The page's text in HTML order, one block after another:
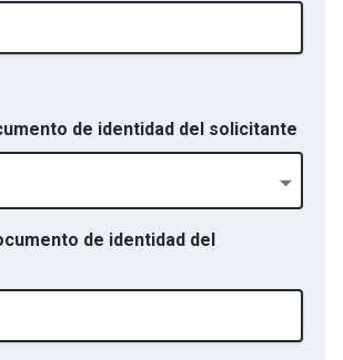
de identidad del solicitante
de identidad del